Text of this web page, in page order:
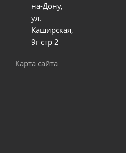
на-Дону,
ул.
Каширская,
9г стр 2
Карта сайта